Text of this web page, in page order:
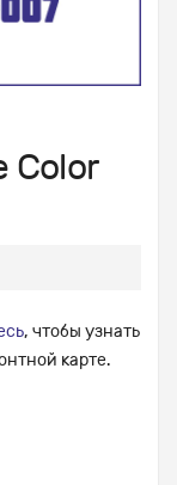
Color
, чтобы узнать
карте.